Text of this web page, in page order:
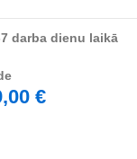
darba dienu laikā
€